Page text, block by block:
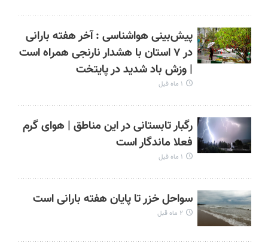
پیش‌بینی هواشناسی : آخر هفته بارانی
در ۷ استان با هشدار نارنجی همراه است
| وزش باد شدید در پایتخت
۱ ماه قبل
رگبار تابستانی در این مناطق | هوای گرم
فعلا ماندگار است
۱ ماه قبل
سواحل خزر تا پایان هفته بارانی است
۲ ماه قبل